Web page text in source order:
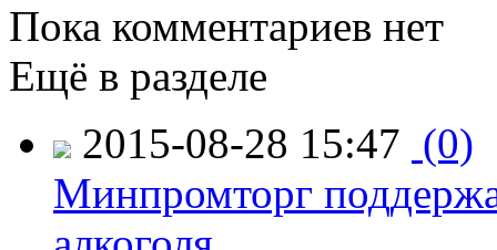
Пока комментариев нет
Ещё в разделе
2015-08-28 15:47 (0)
Минпромторг